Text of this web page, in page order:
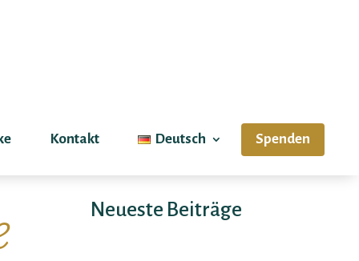
Kontakt Deutsch Spenden
Neueste Beiträge